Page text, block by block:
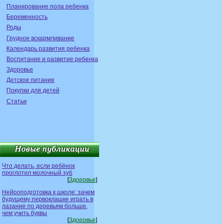
Планирование пола ребенка
Беременность
Роды
Грудное вскармливание
Календарь развития ребенка
Воспитание и развитие ребенка
Здоровье
Детское питание
Покупки для детей
Статьи
Что делать, если ребёнок
проглотил молочный зуб
[Здоровье]
Нейроподготовка к школе: зачем
будущему первоклашке играть в
лазание по деревьям больше,
чем учить буквы
[Здоровье]